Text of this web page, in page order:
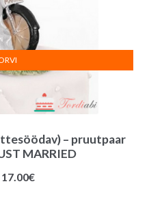
– pruutpaar
MARRIED
17.00€Praegune